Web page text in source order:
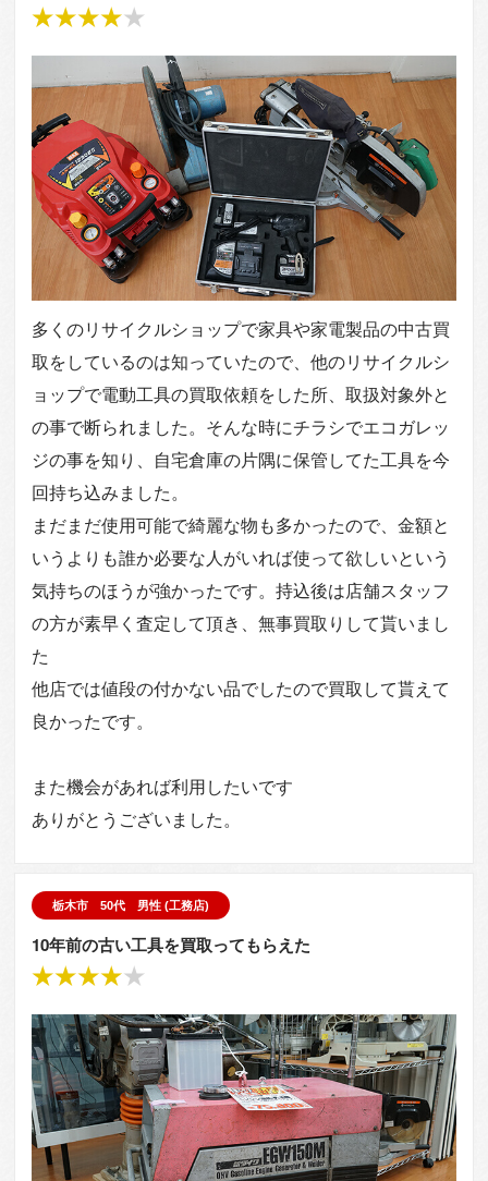
多くのリサイクルショップで家具や家電製品の中古買
取をしているのは知っていたので、他のリサイクルシ
ョップで電動工具の買取依頼をした所、取扱対象外と
の事で断られました。そんな時にチラシでエコガレッ
ジの事を知り、自宅倉庫の片隅に保管してた工具を今
回持ち込みました。
まだまだ使用可能で綺麗な物も多かったので、金額と
いうよりも誰か必要な人がいれば使って欲しいという
気持ちのほうが強かったです。持込後は店舗スタッフ
の方が素早く査定して頂き、無事買取りして貰いまし
た
他店では値段の付かない品でしたので買取して貰えて
良かったです。
また機会があれば利用したいです
ありがとうございました。
栃木市 50代 男性 (工務店)
10年前の古い工具を買取ってもらえた